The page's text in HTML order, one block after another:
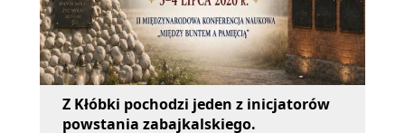
Z Kłóbki pochodzi jeden z inicjatorów
powstania zabajkalskiego.